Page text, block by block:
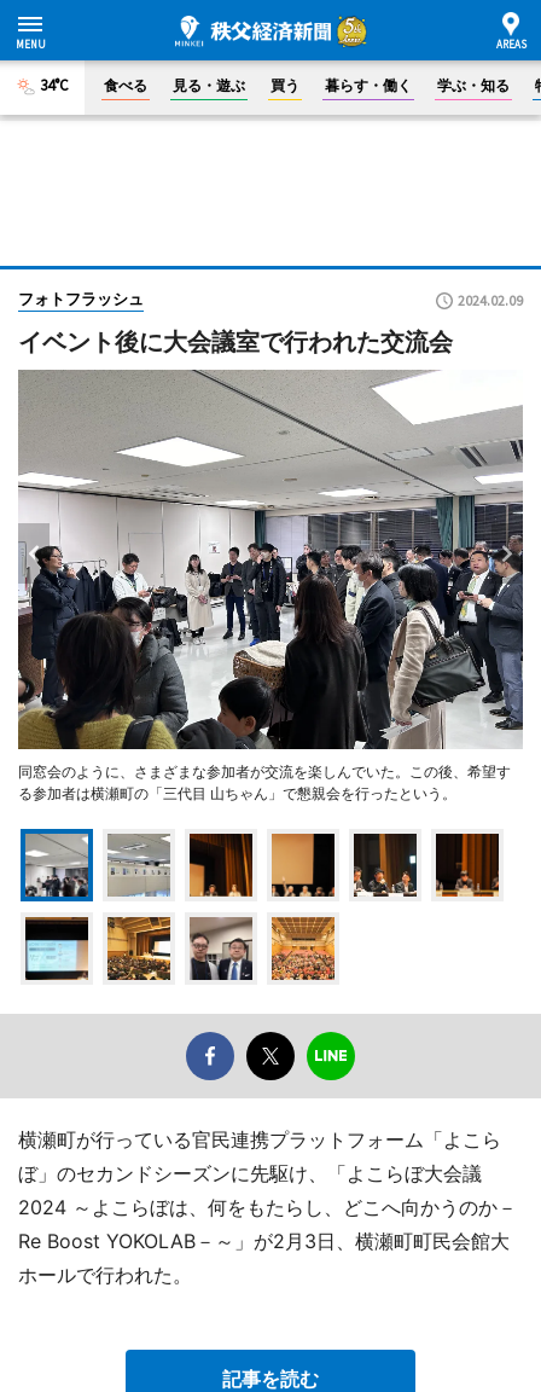
34°C 食べる 見る・遊ぶ 買う 暮らす・働く 学ぶ・知る
フォトフラッシュ 2024.02.09
イベント後に大会議室で行われた交流会
同窓会のように、さまざまな参加者が交流を楽しんでいた。この後、希望す
る参加者は横瀬町の「三代目 山ちゃん」で懇親会を行ったという。
横瀬町が行っている官民連携プラットフォーム「よこら
ぼ」のセカンドシーズンに先駆け、「よこらぼ大会議
2024 ～よこらぼは、何をもたらし、どこへ向かうのか－
Re Boost YOKOLAB－～」が2月3日、横瀬町町民会館大
ホールで行われた。
記事を読む